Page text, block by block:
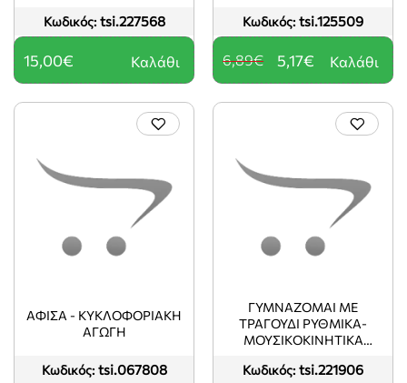
Κωδικός: tsi.227568
15,00€ Καλάθι
Κωδικός: tsi.125509
5,17€
6,89€ Καλάθι
Κωδικός: tsi.067808
ΑΦΙΣΑ - ΚΥΚΛΟΦΟΡΙΑΚΗ
ΑΓΩΓΗ
Κωδικός: tsi.221906
ΓΥΜΝΑΖΟΜΑΙ ΜΕ
ΤΡΑΓΟΥΔΙ ΡΥΘΜΙΚΑ-
ΜΟΥΣΙΚΟΚΙΝΗΤΙΚΑ